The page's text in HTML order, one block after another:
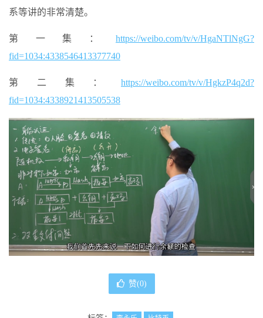
系等讲的非常清楚。
第一集： https://weibo.com/tv/v/HgaNTlNgG?
fid=1034:4338546413377740
第二集： https://weibo.com/tv/v/HgkzP4q2d?
fid=1034:4338921413505538
赞(0)